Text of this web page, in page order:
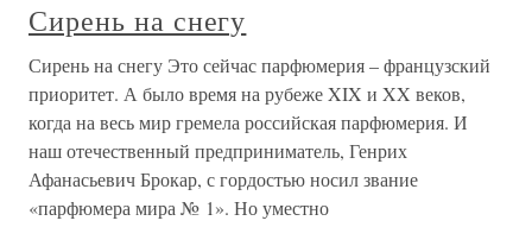
Сирень на снегу
Сирень на снегу Это сейчас парфюмерия – французский
приоритет. А было время на рубеже XIX и XX веков,
когда на весь мир гремела российская парфюмерия. И
наш отечественный предприниматель, Генрих
Афанасьевич Брокар, с гордостью носил звание
«парфюмера мира № 1». Но уместно